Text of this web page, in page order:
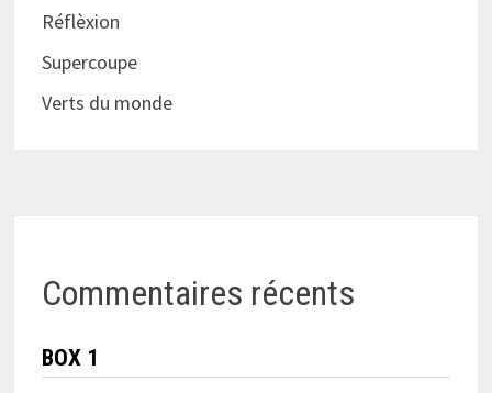
Réflèxion
Supercoupe
Verts du monde
Commentaires récents
BOX 1